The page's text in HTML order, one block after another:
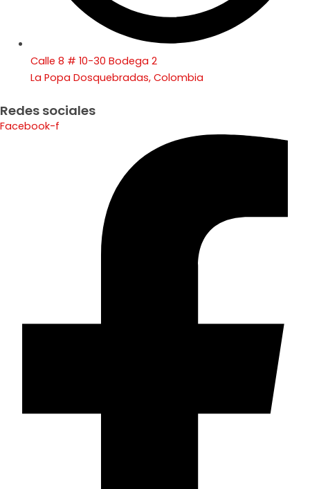
Calle 8 # 10-30 Bodega 2
La Popa Dosquebradas, Colombia
Redes sociales
Facebook-f